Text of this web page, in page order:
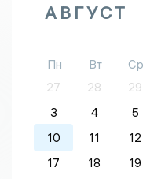
АВГУСТ
Пн Вт Ср
27
28 29
3
4 5
10
11 12
17
18 19